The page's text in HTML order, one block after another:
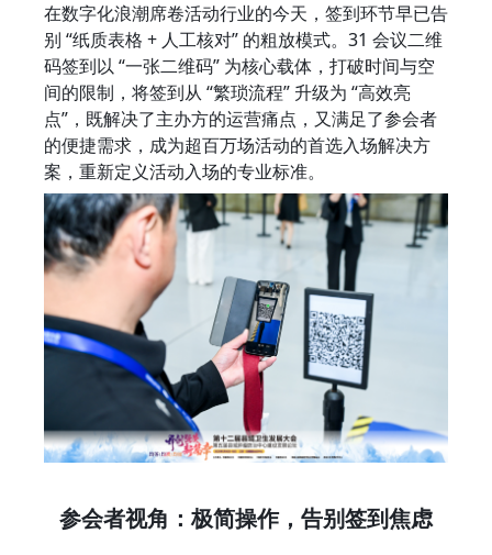
在数字化浪潮席卷活动行业的今天，签到环节早已告
别 “纸质表格 + 人工核对” 的粗放模式。31 会议二维
码签到以 “一张二维码” 为核心载体，打破时间与空
间的限制，将签到从 “繁琐流程” 升级为 “高效亮
点”，既解决了主办方的运营痛点，又满足了参会者
的便捷需求，成为超百万场活动的首选入场解决方
案，重新定义活动入场的专业标准。
参会者视角：极简操作，告别签到焦虑